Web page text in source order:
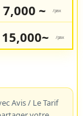
7,000 ~ /pax
15,000~ /pax
Avis / Le Tarif